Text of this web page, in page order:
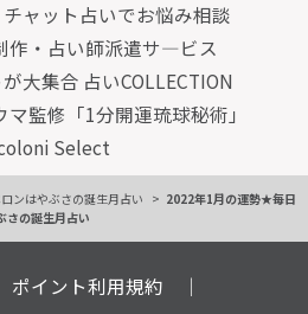
ャット占いでお悩み相談
作・占い師派遣サ―ビス
大集合 占いCOLLECTION
監修「1分開運琉球秘術」
Select
ンはやぶさの誕生月占い
2022年1月の運勢★毎日
さの誕生月占い
ポイント利用規約